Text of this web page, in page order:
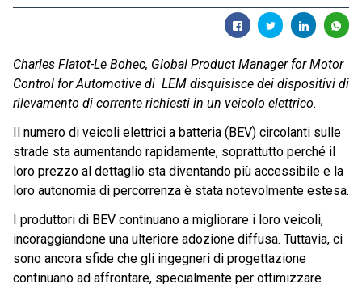
Charles Flatot-Le Bohec, Global Product Manager for Motor
Control for Automotive di LEM disquisisce dei dispositivi di
rilevamento di corrente richiesti in un veicolo elettrico.
Il numero di veicoli elettrici a batteria (BEV) circolanti sulle
strade sta aumentando rapidamente, soprattutto perché il
loro prezzo al dettaglio sta diventando più accessibile e la
loro autonomia di percorrenza è stata notevolmente estesa.
I produttori di BEV continuano a migliorare i loro veicoli,
incoraggiandone una ulteriore adozione diffusa. Tuttavia, ci
sono ancora sfide che gli ingegneri di progettazione
continuano ad affrontare, specialmente per ottimizzare